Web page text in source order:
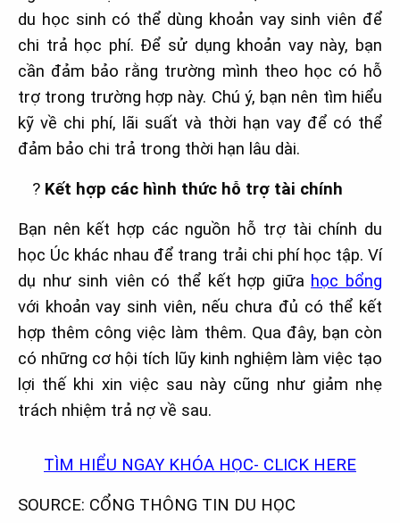
du học sinh có thể dùng khoản vay sinh viên để
chi trả học phí. Để sử dụng khoản vay này, bạn
cần đảm bảo rằng trường mình theo học có hỗ
trợ trong trường hợp này. Chú ý, bạn nên tìm hiểu
kỹ về chi phí, lãi suất và thời hạn vay để có thể
đảm bảo chi trả trong thời hạn lâu dài.
? Kết hợp các hình thức hỗ trợ tài chính
Bạn nên kết hợp các nguồn hỗ trợ tài chính du
học Úc khác nhau để trang trải chi phí học tập. Ví
dụ như sinh viên có thể kết hợp giữa học bổng
với khoản vay sinh viên, nếu chưa đủ có thể kết
hợp thêm công việc làm thêm. Qua đây, bạn còn
có những cơ hội tích lũy kinh nghiệm làm việc tạo
lợi thế khi xin việc sau này cũng như giảm nhẹ
trách nhiệm trả nợ về sau.
TÌM HIỂU NGAY KHÓA HỌC- CLICK HERE
SOURCE: CỔNG THÔNG TIN DU HỌC